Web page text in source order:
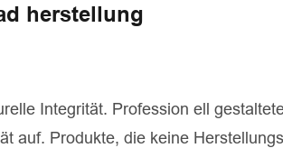
herstellung
Integrität. Profession ell
auf. Produkte, die keine